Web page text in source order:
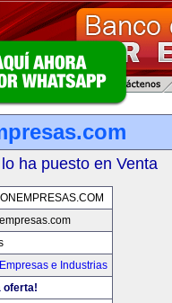
ha puesto en Venta
Empresas e Industrias
oferta!